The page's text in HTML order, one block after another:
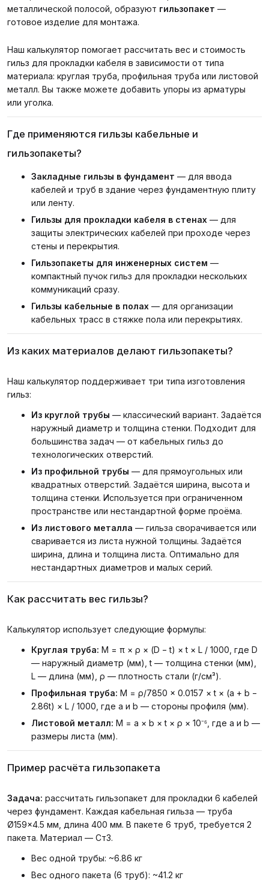
металлической полосой, образуют гильзопакет —
готовое изделие для монтажа.
Наш калькулятор помогает рассчитать вес и стоимость
гильз для прокладки кабеля в зависимости от типа
материала: круглая труба, профильная труба или листовой
металл. Вы также можете добавить упоры из арматуры
или уголка.
Где применяются гильзы кабельные и
гильзопакеты?
Закладные гильзы в фундамент — для ввода
кабелей и труб в здание через фундаментную плиту
или ленту.
Гильзы для прокладки кабеля в стенах — для
защиты электрических кабелей при проходе через
стены и перекрытия.
Гильзопакеты для инженерных систем —
компактный пучок гильз для прокладки нескольких
коммуникаций сразу.
Гильзы кабельные в полах — для организации
кабельных трасс в стяжке пола или перекрытиях.
Из каких материалов делают гильзопакеты?
Наш калькулятор поддерживает три типа изготовления
гильз:
Из круглой трубы — классический вариант. Задаётся
наружный диаметр и толщина стенки. Подходит для
большинства задач — от кабельных гильз до
технологических отверстий.
Из профильной трубы — для прямоугольных или
квадратных отверстий. Задаётся ширина, высота и
толщина стенки. Используется при ограниченном
пространстве или нестандартной форме проёма.
Из листового металла — гильза сворачивается или
сваривается из листа нужной толщины. Задаётся
ширина, длина и толщина листа. Оптимально для
нестандартных диаметров и малых серий.
Как рассчитать вес гильзы?
Калькулятор использует следующие формулы:
Круглая труба: M = π × ρ × (D − t) × t × L / 1000, где D
— наружный диаметр (мм), t — толщина стенки (мм),
L — длина (мм), ρ — плотность стали (г/см³).
Профильная труба: M = ρ/7850 × 0.0157 × t × (a + b −
2.86t) × L / 1000, где a и b — стороны профиля (мм).
Листовой металл: M = a × b × t × ρ × 10⁻⁶, где a и b —
размеры листа (мм).
Пример расчёта гильзопакета
Задача: рассчитать гильзопакет для прокладки 6 кабелей
через фундамент. Каждая кабельная гильза — труба
Ø159×4.5 мм, длина 400 мм. В пакете 6 труб, требуется 2
пакета. Материал — Ст3.
Вес одной трубы: ~6.86 кг
Вес одного пакета (6 труб): ~41.2 кг